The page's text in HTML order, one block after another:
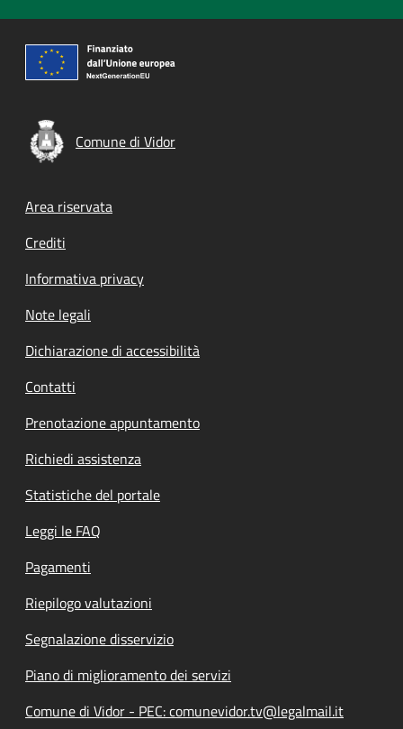
Comune di Vidor
Footer menu
Area riservata
Crediti
Informativa privacy
Note legali
Dichiarazione di accessibilità
Contatti
Prenotazione appuntamento
Richiedi assistenza
Statistiche del portale
Leggi le FAQ
Pagamenti
Riepilogo valutazioni
Segnalazione disservizio
Piano di miglioramento dei servizi
Comune di Vidor - PEC: comunevidor.tv@legalmail.it